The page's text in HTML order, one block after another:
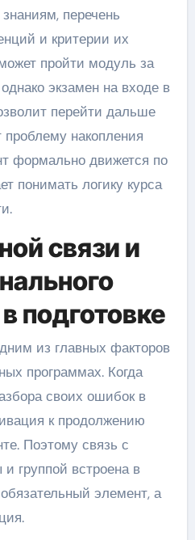
перечень
и критерии их
пройти модуль за
экзамен на входе в
перейти дальше
накопления
формально движется по
понимать логику курса
связи и
подготовке
из главных факторов
программах. Когда
своих ошибок в
к продолжению
Поэтому связь с
группой встроена в
элемент, а